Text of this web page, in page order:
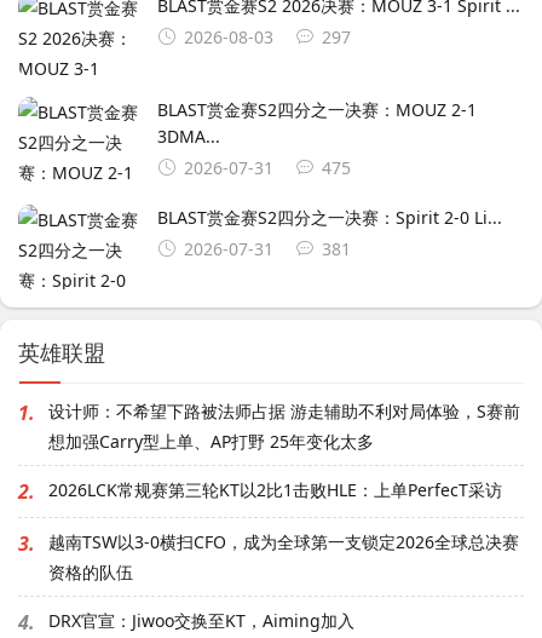
BLAST赏金赛S2 2026决赛：MOUZ 3-1 Spirit ...
2026-08-03
297
BLAST赏金赛S2四分之一决赛：MOUZ 2-1
3DMA...
2026-07-31
475
BLAST赏金赛S2四分之一决赛：Spirit 2-0 Li...
2026-07-31
381
英雄联盟
1.
设计师：不希望下路被法师占据 游走辅助不利对局体验，S赛前
想加强Carry型上单、AP打野 25年变化太多
2. 2026LCK常规赛第三轮KT以2比1击败HLE：上单PerfecT采访
3.
越南TSW以3-0横扫CFO，成为全球第一支锁定2026全球总决赛
资格的队伍
4. DRX官宣：Jiwoo交换至KT，Aiming加入